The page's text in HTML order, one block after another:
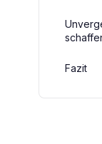
Fazit